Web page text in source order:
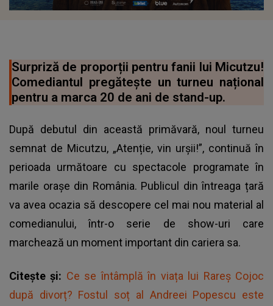
Surpriză de proporții pentru fanii lui Micutzu!
Comediantul pregătește un turneu național
pentru a marca 20 de ani de stand-up.
După debutul din această primăvară, noul turneu
semnat de Micutzu, „Atenție, vin urșii!”, continuă în
perioada următoare cu spectacole programate în
marile orașe din România. Publicul din întreaga țară
va avea ocazia să descopere cel mai nou material al
comedianului, într-o serie de show-uri care
marchează un moment important din cariera sa.
Citește și: Ce se întâmplă în viața lui Rareș Cojoc
după divorț? Fostul soț al Andreei Popescu este